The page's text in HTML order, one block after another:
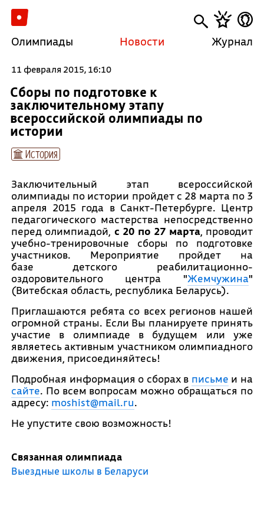
Олимпиады Новости Журнал
11 февраля 2015, 16:10
Сборы по подготовке к
заключительному этапу
всероссийской олимпиады по
истории
История
Заключительный этап всероссийской
олимпиады по истории пройдет с 28 марта по 3
апреля 2015 года в Санкт-Петербурге. Центр
педагогического мастерства непосредственно
перед олимпиадой, с 20 по 27 марта, проводит
учебно-тренировочные сборы по подготовке
участников. Мероприятие пройдет на
базе детского реабилитационно-
оздоровительного центра "Жемчужина"
(Витебская область, республика Беларусь).
Приглашаются ребята со всех регионов нашей
огромной страны. Если Вы планируете принять
участие в олимпиаде в будущем или уже
являетесь активным участником олимпиадного
движения, присоединяйтесь!
Подробная информация о сборах в письме и на
сайте. По всем вопросам можно обращаться по
адресу: moshist@mail.ru.
Не упустите свою возможность!
Связанная олимпиада
Выездные школы в Беларуси